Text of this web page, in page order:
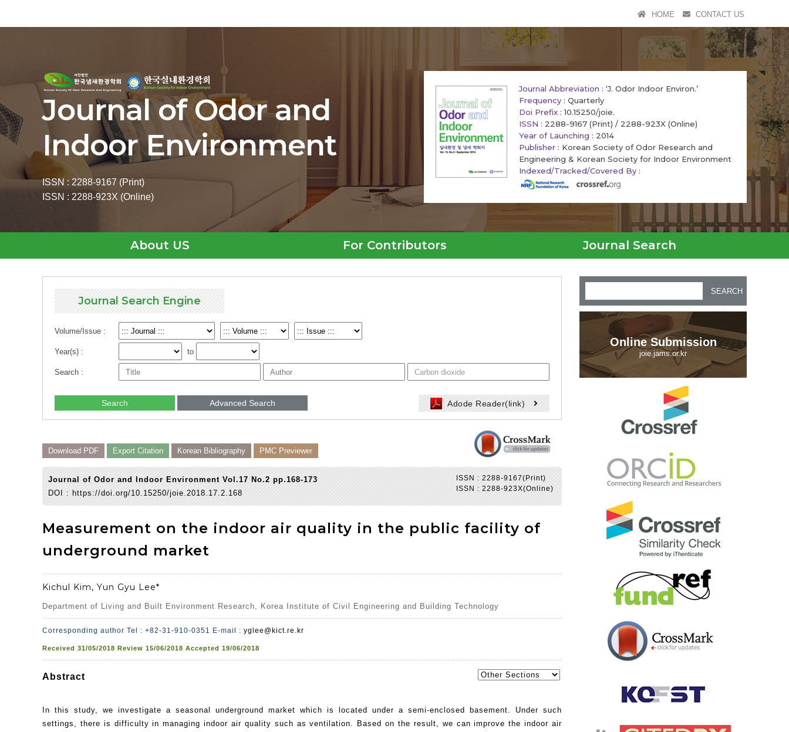
HOME CONTACT US
Journal of Odor and
Indoor Environment
ISSN : 2288-9167 (Print)
ISSN : 2288-923X (Online)
Journal Abbreviation : ‘J. Odor Indoor Environ.’
Frequency : Quarterly
Doi Prefix : 10.15250/joie.
ISSN : 2288-9167 (Print) / 2288-923X (Online)
Year of Launching : 2014
Publisher : Korean Society of Odor Research and
Engineering & Korean Society for Indoor Environment
Indexed/Tracked/Covered By :
About US For Contributors Journal Search
Journal Search Engine
Volume/Issue :
Year(s) : to
Search :
Search Advanced Search Adode Reader(link)
Download PDF Export Citation Korean Bibliography PMC Previewer
ISSN : 2288-9167(Print)
ISSN : 2288-923X(Online)
Journal of Odor and Indoor Environment Vol.17 No.2 pp.168-173
DOI : https://doi.org/10.15250/joie.2018.17.2.168
Measurement on the indoor air quality in the public facility of
underground market
Kichul Kim, Yun Gyu Lee*
Department of Living and Built Environment Research, Korea Institute of Civil Engineering and Building Technology
Corresponding author Tel : +82-31-910-0351 E-mail : yglee@kict.re.kr
Received 31/05/2018 Review 15/06/2018 Accepted 19/06/2018
Abstract
In this study, we investigate a seasonal underground market which is located under a semi-enclosed basement. Under such
settings, there is difficulty in managing indoor air quality such as ventilation. Based on the result, we can improve the indoor air
SEARCH
Online Submission
joie.jams.or.kr